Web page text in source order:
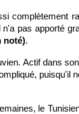
complètement
pas apporté
noté).
Actif dans
puisqu'il
le